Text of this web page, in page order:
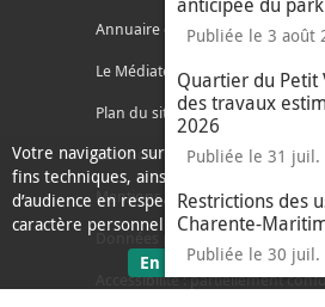
Votre navigation sur ce site nécessite
fins techniques, ainsi que des cookies
d’audience en respect de la législation
caractère personnel.
En savoir plussur les
Publiée le 3 août
Quartier du Petit
des travaux
2026
Publiée le 31 juil.
Restrictions des
Charente-
Publiée le 30 juil.
Annuaire des services
Le Médiateur de l'Agglo
Plan du site
Contacter l'agglo
Mentions légales
Accessibilité : partiellement